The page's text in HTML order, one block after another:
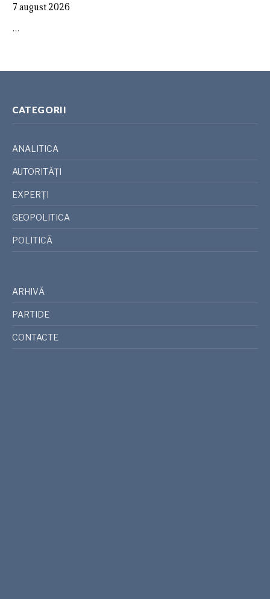
7 august 2026
…
CATEGORII
ANALITICA
AUTORITĂȚI
EXPERȚI
GEOPOLITICA
POLITICĂ
ARHIVĂ
PARTIDE
CONTACTE